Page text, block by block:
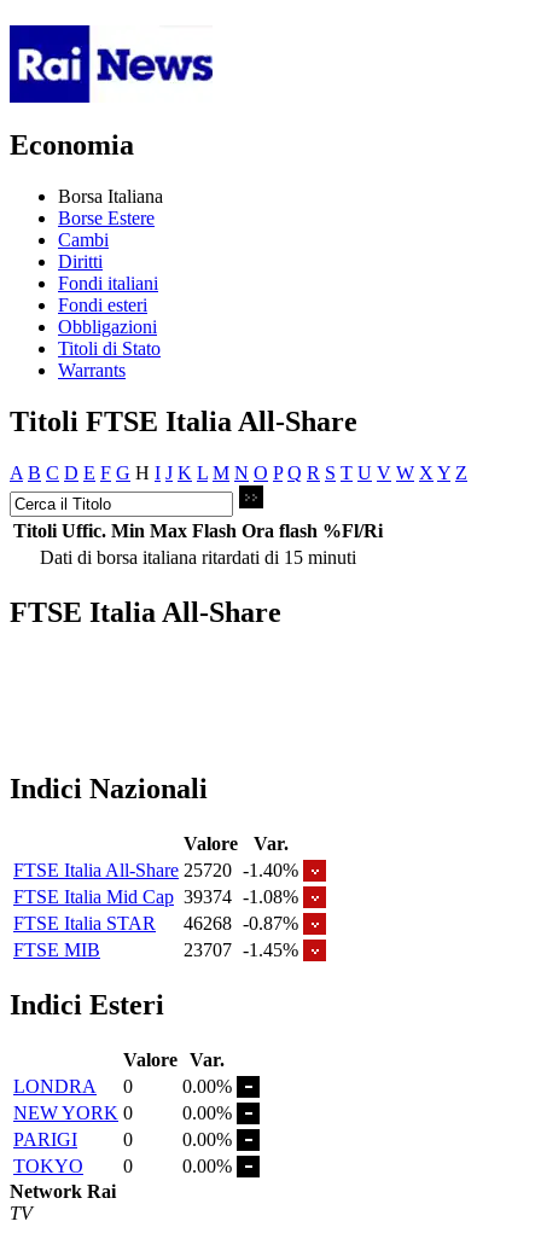
Economia
Borsa Italiana
Borse Estere
Cambi
Diritti
Fondi italiani
Fondi esteri
Obbligazioni
Titoli di Stato
Warrants
Titoli FTSE Italia All-Share
A B C D E F G H I J K L M N O P Q R S T U V W X Y Z
Titoli Uffic. Min Max Flash Ora flash %Fl/Ri
Dati di borsa italiana ritardati di 15 minuti
FTSE Italia All-Share
Indici Nazionali
Valore
Var.
FTSE Italia All-Share 25720 -1.40%
FTSE Italia Mid Cap 39374 -1.08%
FTSE Italia STAR
46268 -0.87%
FTSE MIB
23707 -1.45%
Indici Esteri
Valore Var.
LONDRA
0
0.00%
NEW YORK 0
0.00%
PARIGI
0
0.00%
TOKYO
0
0.00%
Network Rai
TV